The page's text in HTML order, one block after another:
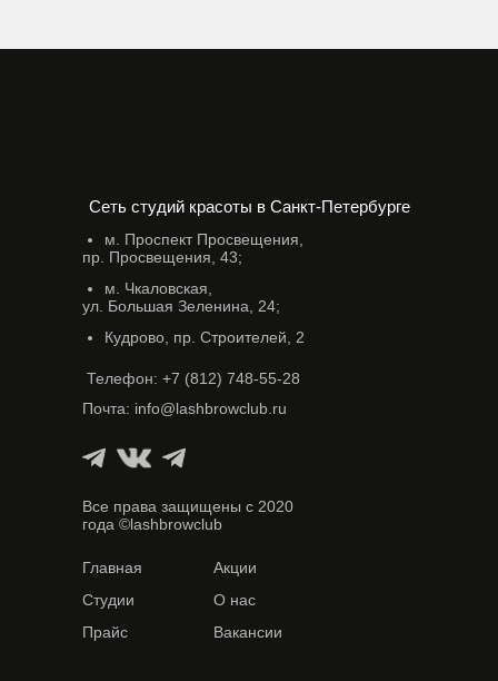
Сеть студий красоты в Санкт-Петербурге
Все права защищены с 2020
года ©lashbrowclub
Почта: info@lashbrowclub.ru
Телефон: +7 (812) 748-55-28
Кудрово, пр. Строителей, 2
м. Чкаловская,
ул. Большая Зеленина, 24;
м. Проспект Просвещения,
пр. Просвещения, 43;
Вакансии
О нас
Главная
Студии
Прайс
Акции